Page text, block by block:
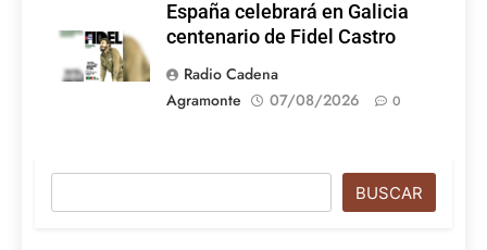
España celebrará en Galicia
centenario de Fidel Castro
Radio Cadena
Agramonte
07/08/2026 0
BUSCAR